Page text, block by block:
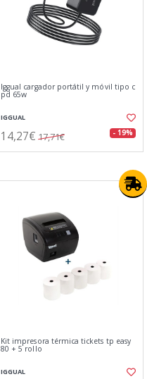
Iggual cargador portátil y móvil tipo c
pd 65w
IGGUAL
14,27€ 17,71€ - 19%
Kit impresora térmica tickets tp easy
80 + 5 rollo
IGGUAL